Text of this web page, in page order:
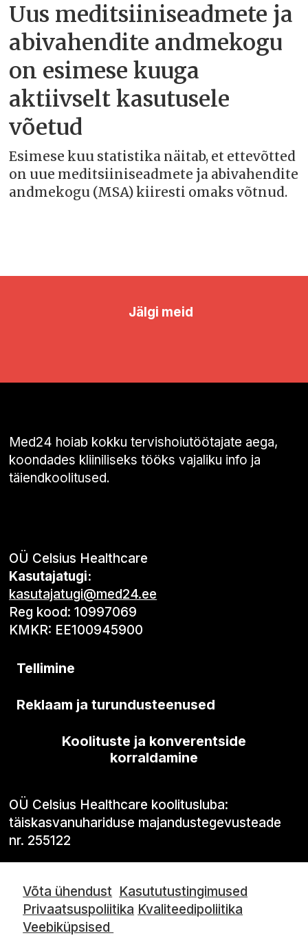
Uus meditsiiniseadmete ja
abivahendite andmekogu
on esimese kuuga
aktiivselt kasutusele
võetud
Esimese kuu statistika näitab, et ettevõtted
on uue meditsiiniseadmete ja abivahendite
andmekogu (MSA) kiiresti omaks võtnud.
Jälgi meid
Med24 hoiab kokku tervishoiutöötajate aega,
koondades kliiniliseks tööks vajaliku info ja
täiendkoolitused.
OÜ Celsius Healthcare
Kasutajatugi:
kasutajatugi@med24.ee
Reg kood: 10997069
KMKR: EE100945900
Tellimine
Reklaam ja turundusteenused
Koolituste ja konverentside
korraldamine
OÜ Celsius Healthcare koolitusluba:
täiskasvanuhariduse majandustegevusteade
nr. 255122
Võta ühendust Kasututustingimused
Privaatsuspoliitika Kvaliteedipoliitika
Veebiküpsised